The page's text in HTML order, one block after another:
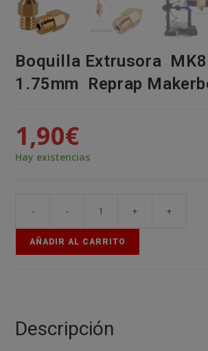
Boquilla Extrusora
1.75mm Reprap
1,90€
Hay existencias
- - + +
AÑADIR AL CARRITO
Descripción